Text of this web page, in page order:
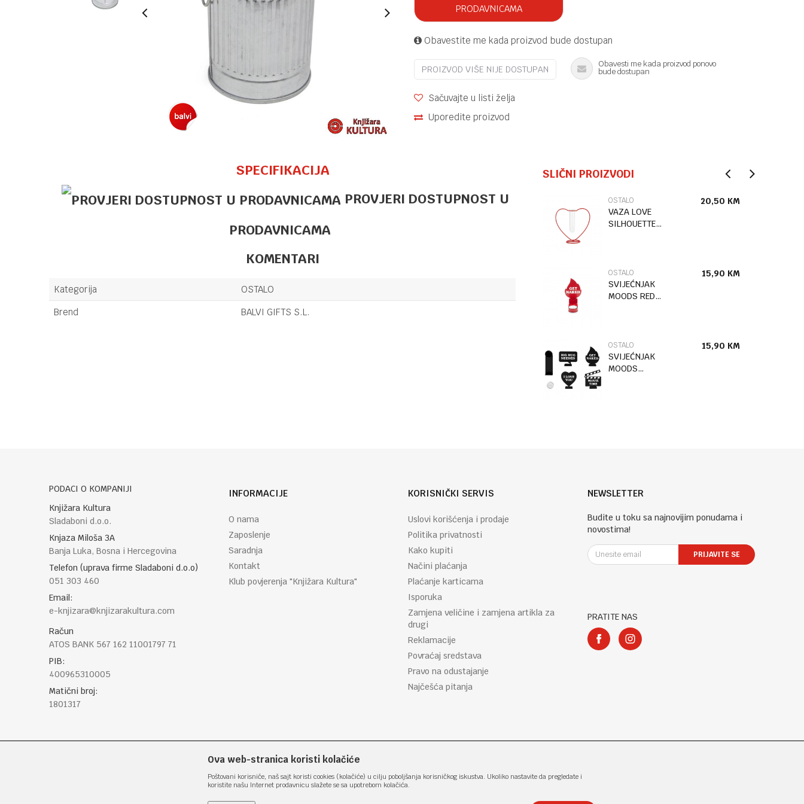
PRODAVNICAMA
Obavestite me kada proizvod bude dostupan
PROIZVOD VIŠE NIJE DOSTUPAN
Obavesti me kada proizvod ponovo
bude dostupan
Sačuvajte u listi želja
Uporedite proizvod
SPECIFIKACIJA
PROVJERI DOSTUPNOST U
PRODAVNICAMA
KOMENTARI
Kategorija
OSTALO
Brend
BALVI GIFTS S.L.
SLIČNI PROIZVODI
OSTALO 42,20 OSTALO
VAZA LOVE
SILHOUETTE
20,50 KM
OSTALO
SVIJEĆNJAK
MOODS RED
15,90 KM
OSTALO
SVIJEĆNJAK
MOODS
15,90 KM
PODACI O KOMPANIJI
Knjižara Kultura
Sladaboni d.o.o.
Knjaza Miloša 3A
Banja Luka, Bosna i Hercegovina
Telefon (uprava firme Sladaboni d.o.o)
051 303 460
Email:
e-knjizara@knjizarakultura.com
Račun
ATOS BANK 567 162 11001797 71
PIB:
400965310005
Matični broj:
1801317
INFORMACIJE
O nama
Zaposlenje
Saradnja
Kontakt
Klub povjerenja "Knjižara Kultura"
KORISNIČKI SERVIS
Uslovi korišćenja i prodaje
Politika privatnosti
Kako kupiti
Načini plaćanja
Plaćanje karticama
Isporuka
Zamjena veličine i zamjena artikla za
drugi
Reklamacije
Povraćaj sredstava
Pravo na odustajanje
Najčešća pitanja
NEWSLETTER
Budite u toku sa najnovijim ponudama i
novostima!
PRIJAVITE SE
PRATITE NAS
Ova web-stranica koristi kolačiće
Poštovani korisniče, naš sajt koristi cookies (kolačiće) u cilju poboljšanja korisničkog iskustva. Ukoliko nastavite da pregledate i
koristite našu Internet prodavnicu slažete se sa upotrebom kolačića.